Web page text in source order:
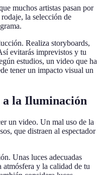
muchos artistas pasan por
la selección de
Realiza storyboards,
evitarás imprevistos y tu
estudios, un video que ha
tener un impacto visual un
a la Iluminación
un video. Un mal uso de la
que distraen al espectador
Unas luces adecuadas
atmósfera y la calidad de tu